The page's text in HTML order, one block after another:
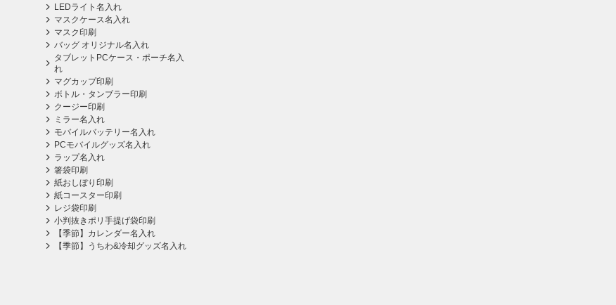
LEDライト名入れ
マスクケース名入れ
マスク印刷
バッグ オリジナル名入れ
タブレットPCケース・ポーチ名入
れ
マグカップ印刷
ボトル・タンブラー印刷
クージー印刷
ミラー名入れ
モバイルバッテリー名入れ
PCモバイルグッズ名入れ
ラップ名入れ
箸袋印刷
紙おしぼり印刷
紙コースター印刷
レジ袋印刷
小判抜きポリ手提げ袋印刷
【季節】カレンダー名入れ
【季節】うちわ&冷却グッズ名入れ